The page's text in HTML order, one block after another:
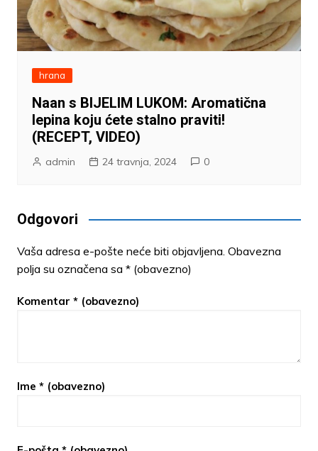
hrana
Naan s BIJELIM LUKOM: Aromatična
lepina koju ćete stalno praviti!
(RECEPT, VIDEO)
admin 24 travnja, 2024 0
Odgovori
Vaša adresa e-pošte neće biti objavljena. Obavezna
polja su označena sa * (obavezno)
Komentar * (obavezno)
Ime * (obavezno)